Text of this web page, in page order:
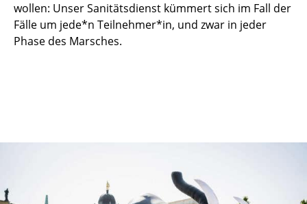
wollen: Unser Sanitätsdienst kümmert sich im Fall der
Fälle um jede*n Teilnehmer*in, und zwar in jeder
Phase des Marsches.